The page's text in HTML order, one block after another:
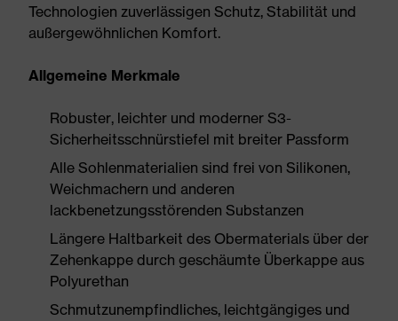
Technologien zuverlässigen Schutz, Stabilität und
außergewöhnlichen Komfort.
Allgemeine Merkmale
Robuster, leichter und moderner S3-
Sicherheitsschnürstiefel mit breiter Passform
Alle Sohlenmaterialien sind frei von Silikonen,
Weichmachern und anderen
lackbenetzungsstörenden Substanzen
Längere Haltbarkeit des Obermaterials über der
Zehenkappe durch geschäumte Überkappe aus
Polyurethan
Schmutzunempfindliches, leichtgängiges und